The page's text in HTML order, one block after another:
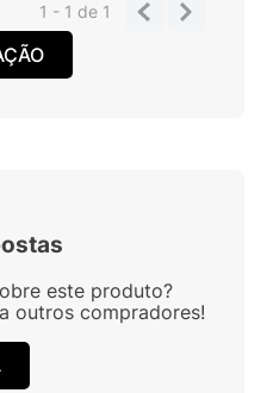
1 - 1de 1
este produto?
outros compradores!